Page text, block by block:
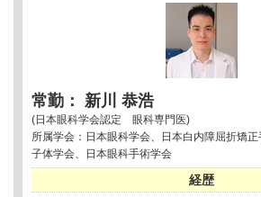
常勤： 新川 恭浩
(日本眼科学会認定 眼科専門医)
所属学会：日本眼科学会、日本白内障屈折矯
子体学会、日本眼科手術学会
経歴